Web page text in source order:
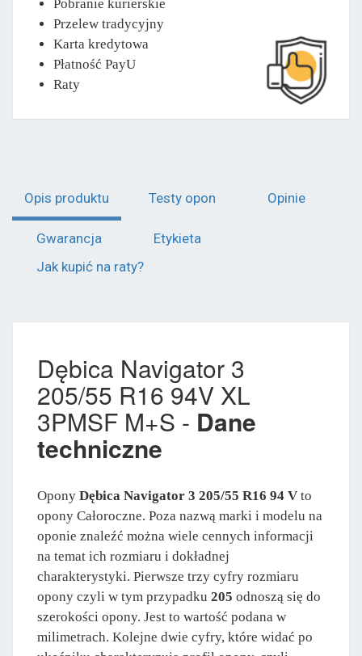
Pobranie kurierskie
Przelew tradycyjny
Karta kredytowa
Płatność PayU
Raty
Opis produktu Testy opon Opinie
Gwarancja
Etykieta
Jak kupić na raty?
Dębica Navigator 3
205/55 R16 94V XL
3PMSF M+S - Dane
techniczne
Opony Dębica Navigator 3 205/55 R16 94 V to
opony Całoroczne. Poza nazwą marki i modelu na
oponie znaleźć można wiele cennych informacji
na temat ich rozmiaru i dokładnej
charakterystyki. Pierwsze trzy cyfry rozmiaru
opony czyli w tym przypadku 205 odnoszą się do
szerokości opony. Jest to wartość podana w
milimetrach. Kolejne dwie cyfry, które widać po